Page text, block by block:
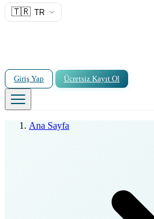
🇹🇷 TR
Giriş Yap Ücretsiz Kayıt Ol
Ana Sayfa